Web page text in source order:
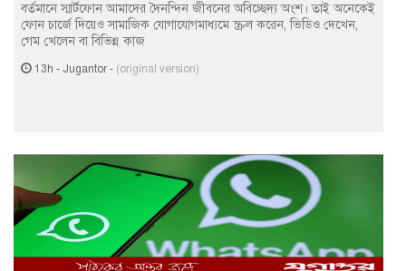
বর্তমানে স্মার্টফোন আমাদের দৈনন্দিন জীবনের অবিচ্ছেদ্য অংশ। তাই অনেকেই
ফোন চার্জে দিয়েও সামাজিক যোগাযোগমাধ্যমে স্ক্রল করেন, ভিডিও দেখেন,
গেম খেলেন বা বিভিন্ন কাজ
13h - Jugantor - (original version)